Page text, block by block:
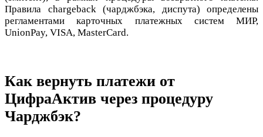
Правила chargeback (чарджбэка, диспута) определены
регламентами карточных платежных систем МИР,
UnionPay, VISA, MasterCard.
Как вернуть платежи от
ЦифраАктив через процедуру
Чарджбэк?